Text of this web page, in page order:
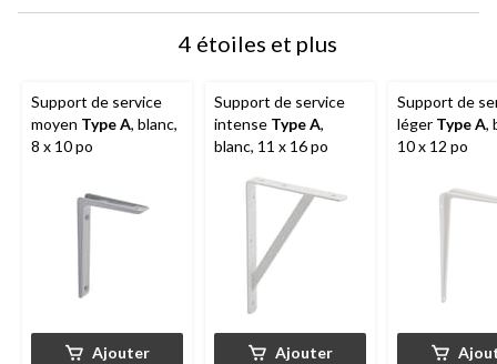
4 étoiles et plus
Support de service
moyen Type A, blanc,
8 x 10 po
Ajouter
Support de service
intense Type A,
blanc, 11 x 16 po
Ajouter
Support de
léger Type A,
10 x 12 po